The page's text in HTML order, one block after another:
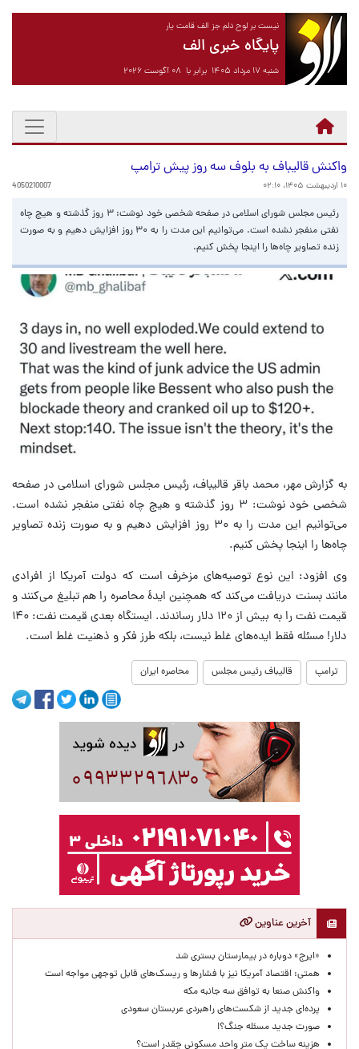
نیست بر لوح دلم جز الف قامت یار
پایگاه خبری الف
شنبه ۱۷ مرداد ۱۴۰۵ برابر با ۰۸ آگوست ۲۰۲۶
واکنش قالیباف به بلوف سه روز پیش ترامپ
۱۰ اردیبهشت ۱۴۰۵، ۰۲:۱۰ 4050210007
رئیس مجلس شورای اسلامی در صفحه شخصی خود نوشت: ۳ روز گذشته و هیچ چاه
نفتی منفجر نشده است. می‌توانیم این مدت را به ۳۰ روز افزایش دهیم و به صورت
زنده تصاویر چاه‌ها را اینجا پخش کنیم.
به گزارش مهر، محمد باقر قالیباف، رئیس مجلس شورای اسلامی در صفحه
شخصی خود نوشت: ۳ روز گذشته و هیچ چاه نفتی منفجر نشده است.
می‌توانیم این مدت را به ۳۰ روز افزایش دهیم و به صورت زنده تصاویر
چاه‌ها را اینجا پخش کنیم.
وی افزود: این نوع توصیه‌های مزخرف است که دولت آمریکا از افرادی
مانند بسنت دریافت می‌کند که همچنین ایدهٔ محاصره را هم تبلیغ می‌کنند و
قیمت نفت را به بیش از ۱۲۰ دلار رساندند. ایستگاه بعدی قیمت نفت: ۱۴۰
دلار! مسئله فقط ایده‌های غلط نیست، بلکه طرز فکر و ذهنیت غلط است.
ترامپ قالیباف رئیس مجلس محاصره ایران
آخرین عناوین
«ایرج» دوباره در بیمارستان بستری شد
همتی: اقتصاد آمریکا نیز با فشارها و ریسک‌های قابل توجهی مواجه است
واکنش صنعا به توافق سه جانبه مکه
پرده‌ای جدید از شکست‌های راهبردی عربستان سعودی
صورت جدید مسئله جنگ؟!
هزینه ساخت یک متر واحد مسکونی چقدر است؟